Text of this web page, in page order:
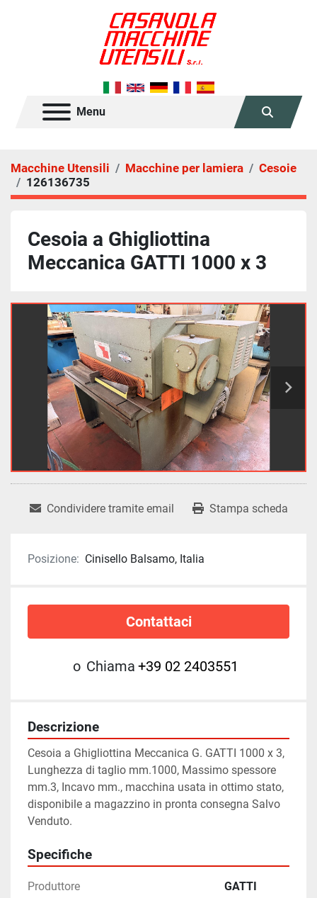
Menu
Cerca
Macchine Utensili Macchine per lamiera
Cesoie
126136735
Cesoia a Ghigliottina
Meccanica GATTI 1000 x 3
Condividere tramite email Stampa scheda
Posizione: Cinisello Balsamo, Italia
Contattaci
o Chiama +39 02 2403551
Descrizione
Cesoia a Ghigliottina Meccanica G. GATTI 1000 x 3,
Lunghezza di taglio mm.1000, Massimo spessore
mm.3, Incavo mm., macchina usata in ottimo stato,
disponibile a magazzino in pronta consegna Salvo
Venduto.
Specifiche
Produttore GATTI